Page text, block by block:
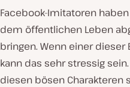
Facebook-Imitatoren
dem öffentlichen Leben
bringen. Wenn einer
kann das sehr stressig
diesen bösen Charakteren